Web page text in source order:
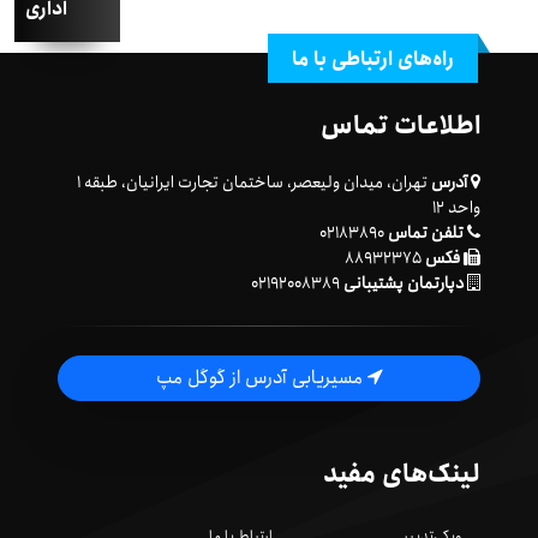
اداری
راه‌های ارتباطی با ما
اطلاعات تماس
آدرس
تهران، میدان ولیعصر، ساختمان تجارت ایرانیان، طبقه ۱
واحد ۱۲
تلفن تماس۰۲۱۸۳۸۹۰
فکس۸۸۹۳۲۳۷۵
دپارتمان پشتیبانی۰۲۱۹۲۰۰۸۳۸۹
مسیریابی آدرس از گوگل مپ
لینک‌های مفید